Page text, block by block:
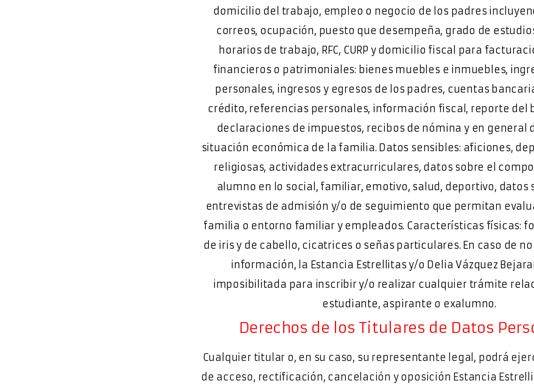
domicilio del trabajo, empleo o negocio de los padres
correos, ocupación, puesto que desempeña, grado de
horarios de trabajo, RFC, CURP y domicilio fiscal para
financieros o patrimoniales: bienes muebles e inmuebles,
personales, ingresos y egresos de los padres, cuentas
crédito, referencias personales, información fiscal, reporte del
declaraciones de impuestos, recibos de nómina y en general
situación económica de la familia. Datos sensibles: aficiones,
religiosas, actividades extracurriculares, datos sobre el
alumno en lo social, familiar, emotivo, salud, deportivo, datos
entrevistas de admisión y/o de seguimiento que permitan
familia o entorno familiar y empleados. Características físicas:
de iris y de cabello, cicatrices o señas particulares. En caso de
información, la Estancia Estrellitas y/o Delia Vázquez
imposibilitada para inscribir y/o realizar cualquier trámite
estudiante, aspirante o exalumno.
Derechos de los Titulares de Datos
Cualquier titular o, en su caso, su representante legal, podrá
de acceso, rectificación, cancelación y oposición Estancia